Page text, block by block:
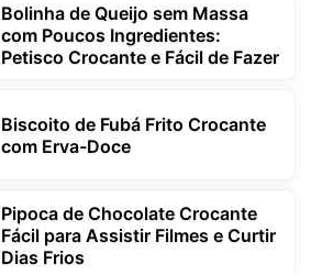
Bolinha de Queijo sem Massa
com Poucos Ingredientes:
Petisco Crocante e Fácil de Fazer
Biscoito de Fubá Frito Crocante
com Erva-Doce
Pipoca de Chocolate Crocante
Fácil para Assistir Filmes e Curtir
Dias Frios